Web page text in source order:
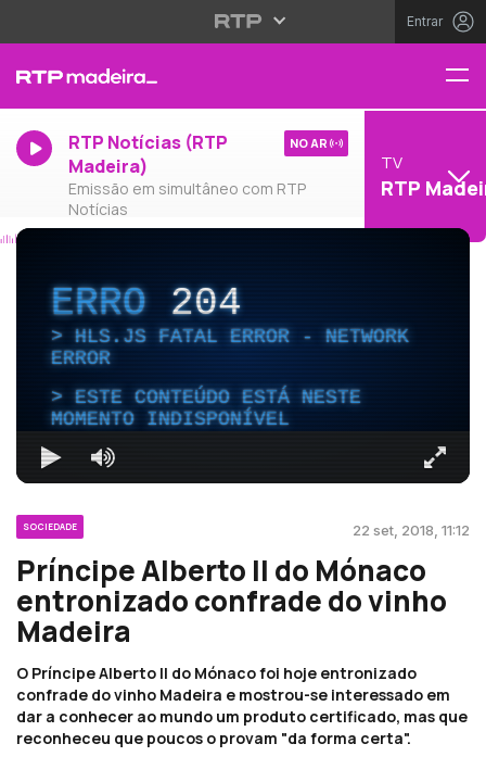
Entrar
RTP Notícias (RTP
Madeira)
Emissão em simultâneo com RTP
Notícias
NO AR
TV
RTP
ERRO204
HLS.JS FATAL ERROR - NETWORK
ERROR
ESTE CONTEÚDO ESTÁ NESTE
MOMENTO INDISPONÍVEL
SOCIEDADE 22 set, 2018, 11:12
Príncipe Alberto II do Mónaco
entronizado confrade do vinho
Madeira
O Príncipe Alberto II do Mónaco foi hoje entronizado
confrade do vinho Madeira e mostrou-se interessado em
dar a conhecer ao mundo um produto certificado, mas que
reconheceu que poucos o provam "da forma certa".